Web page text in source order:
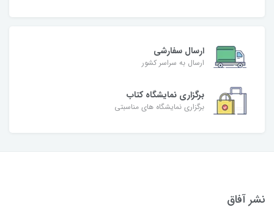
ارسال سفارشی
ارسال به سراسر کشور
برگزاری نمایشگاه کتاب
برگزاری نمایشگاه های مناسبتی
نشر آفاق